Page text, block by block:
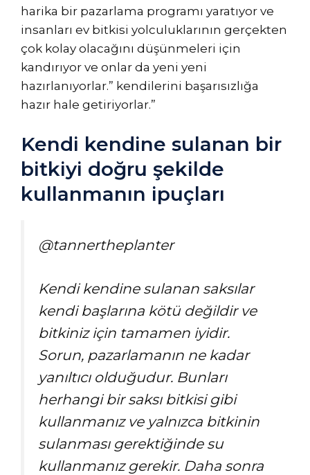
harika bir pazarlama programı yaratıyor ve
insanları ev bitkisi yolculuklarının gerçekten
çok kolay olacağını düşünmeleri için
kandırıyor ve onlar da yeni yeni
hazırlanıyorlar.” kendilerini başarısızlığa
hazır hale getiriyorlar.”
Kendi kendine sulanan bir
bitkiyi doğru şekilde
kullanmanın ipuçları
@tannertheplanter
Kendi kendine sulanan saksılar
kendi başlarına kötü değildir ve
bitkiniz için tamamen iyidir.
Sorun, pazarlamanın ne kadar
yanıltıcı olduğudur. Bunları
herhangi bir saksı bitkisi gibi
kullanmanız ve yalnızca bitkinin
sulanması gerektiğinde su
kullanmanız gerekir. Daha sonra